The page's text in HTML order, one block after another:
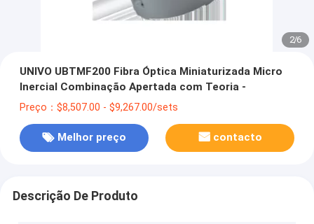
2/6
UNIVO UBTMF200 Fibra Óptica Miniaturizada Micro
Inercial Combinação Apertada com Teoria -
Preço：$8,507.00 - $9,267.00/sets
Melhor preço contacto
Descrição De Produto